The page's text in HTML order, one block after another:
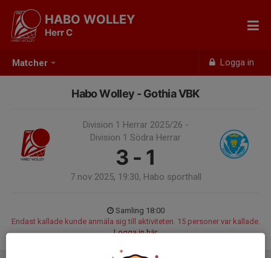
Matcher Logga in
HABO WOLLEY
Herr C
Habo Wolley - Gothia VBK
Division 1 Herrar 2025/26 -
Division 1 Södra Herrar
3 - 1
7 nov 2025, 19:30, Habo sporthall
Samling 18:00
Endast kallade kunde anmäla sig till aktiviteten. 15 personer var kallade.
Logga in här